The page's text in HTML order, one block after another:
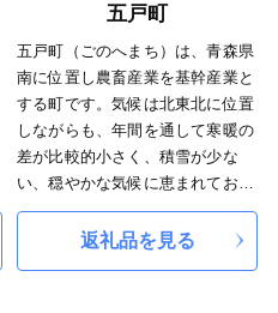
定棚田地域に認定された「大川原
年多くの観光客が訪れています。
五戸町
五戸町（ごのへまち）は、青森県
南に位置し農畜産業を基幹産業と
する町です。気候は北東北に位置
しながらも、年間を通して寒暖の
差が比較的小さく、積雪が少な
い、穏やかな気候に恵まれており
ます。当町では、五戸らしさを追
求し「人とまちの活力で新たなま
返礼品を見る